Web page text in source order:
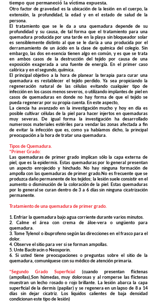
tiempo que permaneció la víctima expuesta.
Otro factor de gravedad es la ubicación de la lesión en el cuerpo, la
extensión, la profundidad, la edad y en el estado de salud de la
persona.
El tratamiento que se le da a una quemadura depende de su
profundidad y su causa, de tal forma que el tratamiento para una
quemadura producida por una tarde en la playa sin bloqueador solar
es sensiblemente distinto al que se le daría a una producida por el
derramamiento de un ácido en la clase de química del colegio. Sin
embargo, las dos en esencia tienen algo en común, y es que se trata
en ambos casos de la destrucción del tejido por causa de una
exposición exagerada a una fuente de energía. En el primer caso
calórica y en el segundo, química.
El principal objetivo a la hora de planear la terapia para curar una
quemadura es restablecer el tejido perdido. Ya sea propiciando la
regeneración natural de las células evitando cualquier tipo de
infección en los casos menos severos, o utilizando implantes de piel en
casos de quemaduras en donde no hay forma de que el tejido se
pueda regenerar por su propia cuenta. En este aspecto,
La ciencia ha avanzado en la investigación mucho y hoy en día es
posible cultivar células de la piel para hacer injertos en quemaduras
muy severas. De igual forma la investigación ha desarrollado
numerosos materiales estériles para vendar las zonas afectada a fin
de evitar la infección que es, como ya habíamos dicho, la principal
preocupación a la hora de tratar una quemadura.
Tipos de Quemadura.
*Primer Grado:
Las quemaduras de primer grado implican sólo la capa externa de
piel, que es la epidermis. Estas quemaduras por lo general presentan
un aspecto enrojecido y hinchado. No hay ninguna formación de
ampolla con las quemaduras de primer grado.No es frecuente que se
produzca daño permanente de los tejidos; la lesión suele consistir en el
aumento o disminución de la coloración de la piel. Estas quemaduras
por lo general se curan dentro de 3 a 6 días sin ninguna cicatrización
permanente.
Tratamiento de una quemadura de primer grado.
1. Enfriar la quemadura bajo agua corriente durante varios minutos.
2. Calme el área con crema de áloe-vera o ungüento para
quemadura.
3. Tome Tylenol o ibuprofeno según las direcciones en el frasco para el
dolor.
4. Observe el sitio para ver si se forman ampollas.
5. Unte Bacitracin o Neosporin.
6. Si usted tiene preocupaciones o preguntas sobre el sitio de la
quemadura, comuníquese con su médico de atención primaria.
*Segundo Grado Superficial (cuando presentan flictenas
(ampollas),Son húmedas, muy dolorosas y al romperse las flictenas
muestran un lecho rosado o rojo brillante. La lesión abarca la capa
superficial de la dermis (papilar) y se regenera en un lapso de 8 a 14
días sin dejar cicatriz. Los liquidos calientes de baja densidad
condicionan este tipo de lesión)